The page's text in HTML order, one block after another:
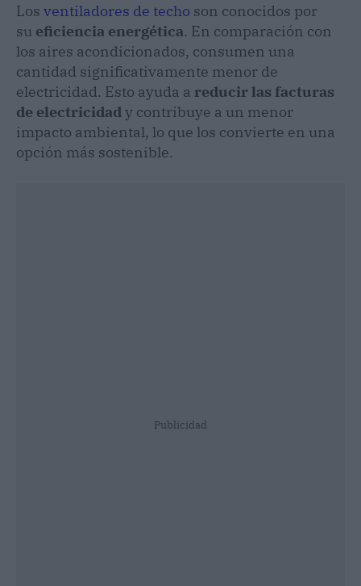
Los ventiladores de techo son conocidos por
su eficiencia energética. En comparación con
los aires acondicionados, consumen una
cantidad significativamente menor de
electricidad. Esto ayuda a reducir las facturas
de electricidady contribuye a un menor
impacto ambiental, lo que los convierte en una
opción más sostenible.
Publicidad